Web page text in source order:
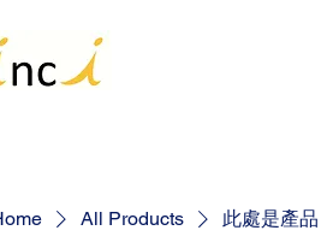
All Products 此處是產品